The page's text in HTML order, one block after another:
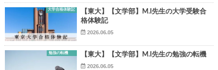
大学合格体験記
【東大】【文学部】M.I先生の大学受験合
格体験記
2026.06.05
勉強の転機 【東大】【文学部】M.I先生の勉強の転機
2026.06.05